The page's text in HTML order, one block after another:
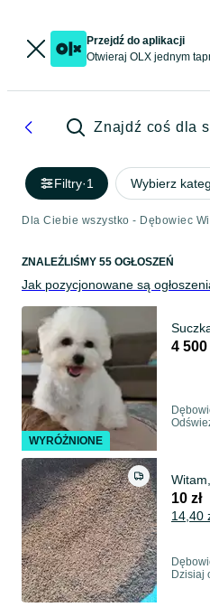
Przejdź do aplikacji
Otwieraj OLX jednym
Znajdź coś dla
Filtry·1 Wybierz
Dla Ciebie wszystko - Dębowiec
ZNALEŹLIŚMY 55 OGŁOSZEŃ
Jak pozycjonowane są
4 500
10 zł
14,40
Dzisiaj
WYRÓŻNIONE